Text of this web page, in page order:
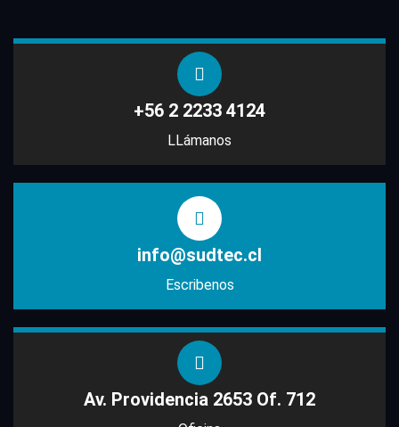
+56 2 2233 4124
LLámanos
info@sudtec.cl
Escribenos
Av. Providencia 2653 Of. 712